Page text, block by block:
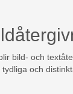
bild- och
och